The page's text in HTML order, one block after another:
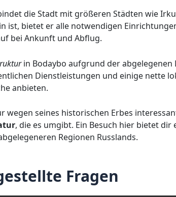
die Stadt mit größeren Städten wie
ist, bietet er alle notwendigen
bei Ankunft und Abflug.
in Bodaybo aufgrund der abgelegenen
Dienstleistungen und einige nette
anbieten.
wegen seines historischen Erbes
, die es umgibt. Ein Besuch hier bietet dir
Regionen Russlands.
Fragen